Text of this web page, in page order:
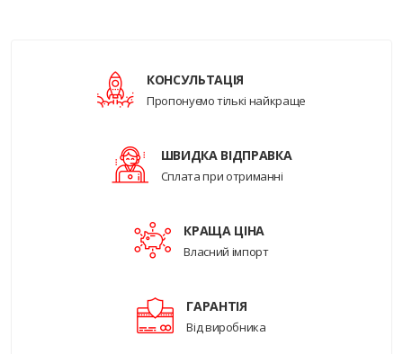
КОНСУЛЬТАЦІЯ
Пропонуємо тількі найкраще
ШВИДКА ВІДПРАВКА
Сплата при отриманні
КРАЩА ЦІНА
Власний імпорт
ГАРАНТІЯ
Від виробника